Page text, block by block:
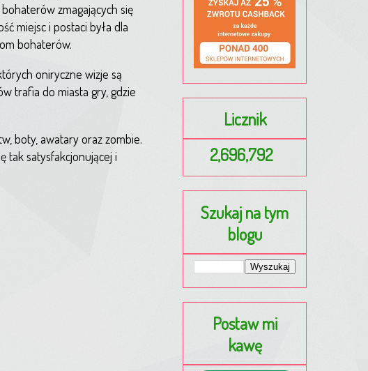
zmagających się
miejsc i postaci była dla
bohaterów.
oniryczne wizje są
trafia do miasta gry, gdzie
boty, awatary oraz zombie.
tak satysfakcjonującej i
Licznik
2,696,792
Szukaj na tym
blogu
Postaw mi
kawę